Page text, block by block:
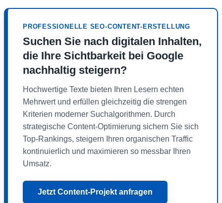
PROFESSIONELLE SEO-CONTENT-ERSTELLUNG
Suchen Sie nach digitalen Inhalten,
die Ihre Sichtbarkeit bei Google
nachhaltig steigern?
Hochwertige Texte bieten Ihren Lesern echten
Mehrwert und erfüllen gleichzeitig die strengen
Kriterien moderner Suchalgorithmen. Durch
strategische Content-Optimierung sichern Sie sich
Top-Rankings, steigern Ihren organischen Traffic
kontinuierlich und maximieren so messbar Ihren
Umsatz.
Jetzt Content-Projekt anfragen